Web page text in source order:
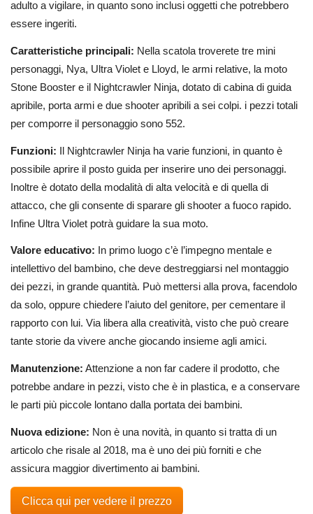
adulto a vigilare, in quanto sono inclusi oggetti che potrebbero
essere ingeriti.
Caratteristiche principali: Nella scatola troverete tre mini
personaggi, Nya, Ultra Violet e Lloyd, le armi relative, la moto
Stone Booster e il Nightcrawler Ninja, dotato di cabina di guida
apribile, porta armi e due shooter apribili a sei colpi. i pezzi totali
per comporre il personaggio sono 552.
Funzioni: Il Nightcrawler Ninja ha varie funzioni, in quanto è
possibile aprire il posto guida per inserire uno dei personaggi.
Inoltre è dotato della modalità di alta velocità e di quella di
attacco, che gli consente di sparare gli shooter a fuoco rapido.
Infine Ultra Violet potrà guidare la sua moto.
Valore educativo: In primo luogo c’è l’impegno mentale e
intellettivo del bambino, che deve destreggiarsi nel montaggio
dei pezzi, in grande quantità. Può mettersi alla prova, facendolo
da solo, oppure chiedere l’aiuto del genitore, per cementare il
rapporto con lui. Via libera alla creatività, visto che può creare
tante storie da vivere anche giocando insieme agli amici.
Manutenzione: Attenzione a non far cadere il prodotto, che
potrebbe andare in pezzi, visto che è in plastica, e a conservare
le parti più piccole lontano dalla portata dei bambini.
Nuova edizione: Non è una novità, in quanto si tratta di un
articolo che risale al 2018, ma è uno dei più forniti e che
assicura maggior divertimento ai bambini.
Clicca qui per vedere il prezzo